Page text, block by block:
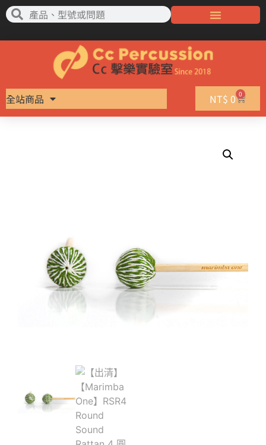
全站商品 NT$ 0 0